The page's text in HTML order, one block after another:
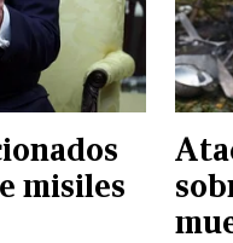
misiles